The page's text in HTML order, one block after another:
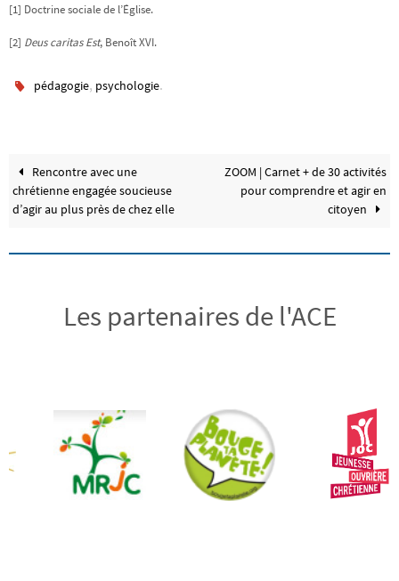
[1] Doctrine sociale de l’Église.
[2] Deus caritas Est, Benoît XVI.
pédagogie, psychologie.
Rencontre avec une
chrétienne engagée soucieuse
d’agir au plus près de chez elle
ZOOM | Carnet + de 30 activités
pour comprendre et agir en
citoyen
Les partenaires de l'ACE